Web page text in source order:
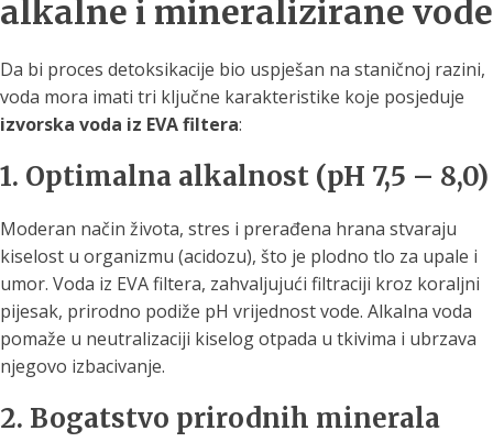
alkalne i mineralizirane vode
Da bi proces detoksikacije bio uspješan na staničnoj razini,
voda mora imati tri ključne karakteristike koje posjeduje
izvorska voda iz EVA filtera:
1. Optimalna alkalnost (pH 7,5 – 8,0)
Moderan način života, stres i prerađena hrana stvaraju
kiselost u organizmu (acidozu), što je plodno tlo za upale i
umor. Voda iz EVA filtera, zahvaljujući filtraciji kroz koraljni
pijesak, prirodno podiže pH vrijednost vode. Alkalna voda
pomaže u neutralizaciji kiselog otpada u tkivima i ubrzava
njegovo izbacivanje.
2. Bogatstvo prirodnih minerala